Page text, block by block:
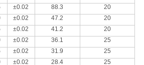
±0.02 88.3
20
±0.02 47.2
20
±0.02 41.2
20
±0.02 36.1
25
±0.02 31.9
25
±0.02 28.4
25